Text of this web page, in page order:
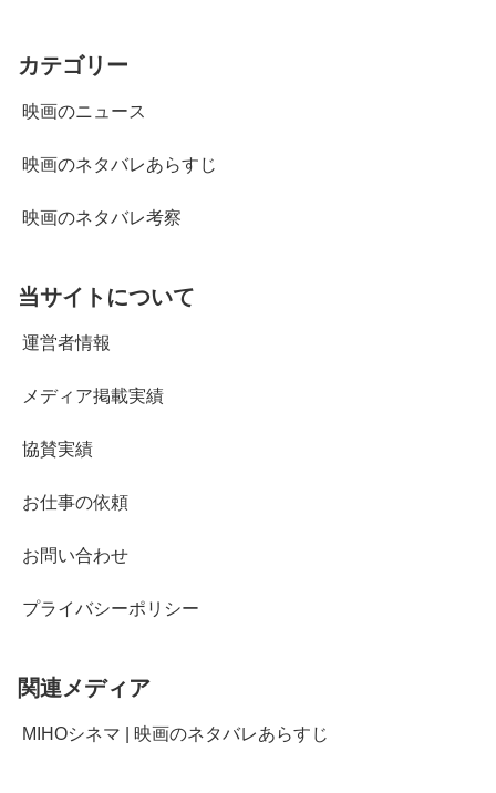
カテゴリー
映画のニュース
映画のネタバレあらすじ
映画のネタバレ考察
当サイトについて
運営者情報
メディア掲載実績
協賛実績
お仕事の依頼
お問い合わせ
プライバシーポリシー
関連メディア
MIHOシネマ | 映画のネタバレあらすじ